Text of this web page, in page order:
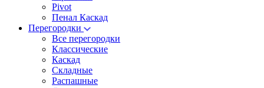
Pivot
Пенал Каскад
Перегородки
Все перегородки
Классические
Каскад
Складные
Распашные